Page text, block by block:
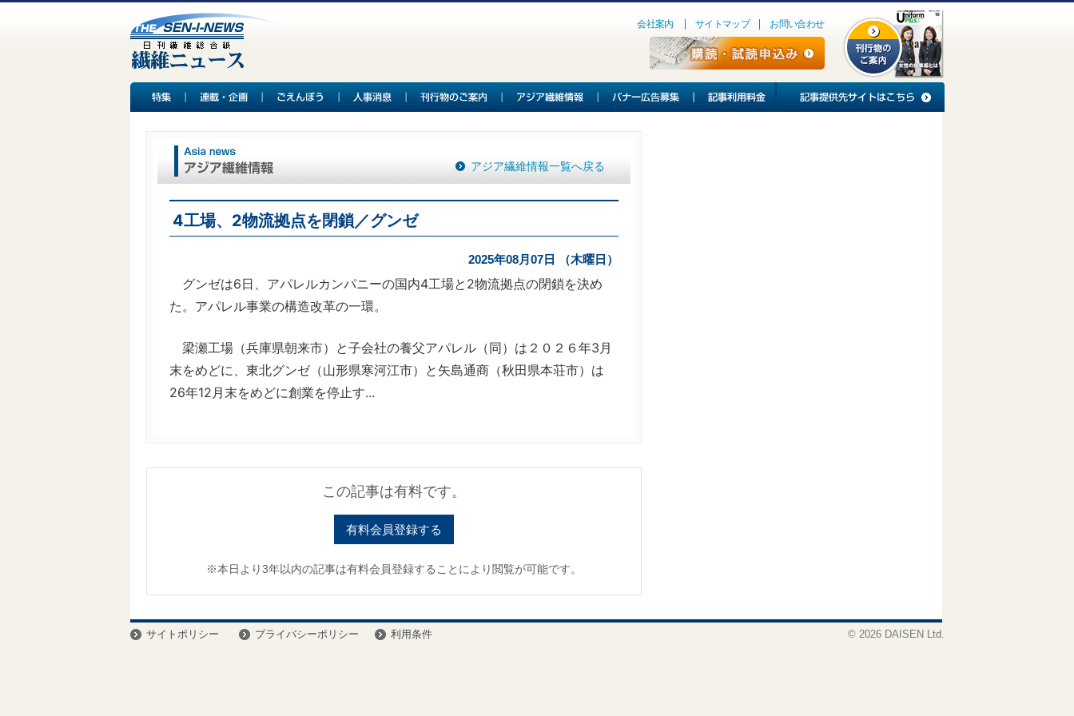
会社案内 サイトマップ お問い合わせ
アジア繊維情報一覧へ戻る
4工場、2物流拠点を閉鎖／グンゼ
2025年08月07日 （木曜日）
グンゼは6日、アパレルカンパニーの国内4工場と2物流拠点の閉鎖を決め
た。アパレル事業の構造改革の一環。
梁瀬工場（兵庫県朝来市）と子会社の養父アパレル（同）は２０２６年3月
末をめどに、東北グンゼ（山形県寒河江市）と矢島通商（秋田県本荘市）は
26年12月末をめどに創業を停止す...
この記事は有料です。
有料会員登録する
※本日より3年以内の記事は有料会員登録することにより閲覧が可能です。
サイトポリシー プライバシーポリシー 利用条件 © 2026 DAISEN Ltd.